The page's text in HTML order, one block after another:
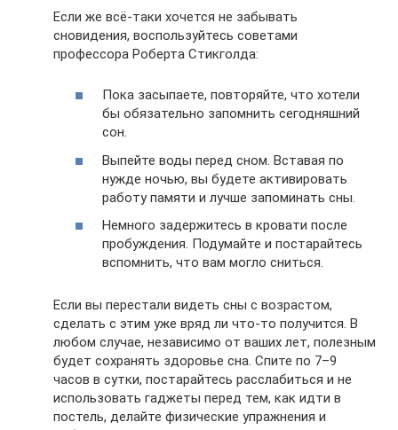
Если же всё-таки хочется не забывать
сновидения, воспользуйтесь советами
профессора Роберта Стикголда:
Пока засыпаете, повторяйте, что хотели
бы обязательно запомнить сегодняшний
сон.
Выпейте воды перед сном. Вставая по
нужде ночью, вы будете активировать
работу памяти и лучше запоминать сны.
Немного задержитесь в кровати после
пробуждения. Подумайте и постарайтесь
вспомнить, что вам могло сниться.
Если вы перестали видеть сны с возрастом,
сделать с этим уже вряд ли что‑то получится. В
любом случае, независимо от ваших лет, полезным
будет сохранять здоровье сна. Спите по 7–9
часов в сутки, постарайтесь расслабиться и не
использовать гаджеты перед тем, как идти в
постель, делайте физические упражнения и